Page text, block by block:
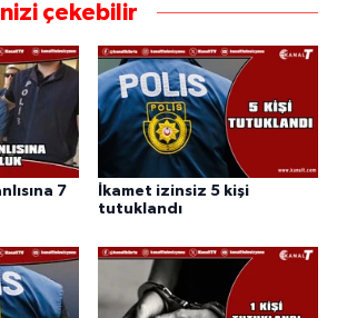
çekebilir
7
İkamet izinsiz 5 kişi
tutuklandı